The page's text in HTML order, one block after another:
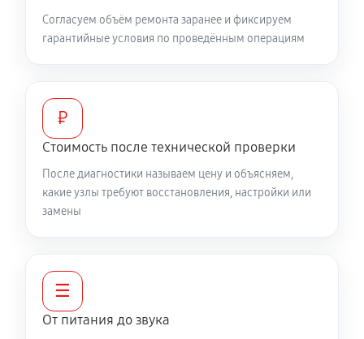
Согласуем объём ремонта заранее и фиксируем
гарантийные условия по проведённым операциям
₽
Стоимость после технической проверки
После диагностики называем цену и объясняем,
какие узлы требуют восстановления, настройки или
замены
☰
От питания до звука